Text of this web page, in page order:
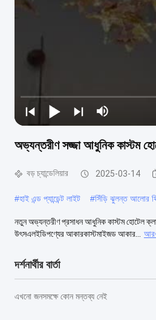
অভ্যন্তরীণ সজ্জা আধুনিক কাস্টম
বড় চ্যান্ডেলিয়ার 2025-03-14
#হাই এন্ড প্যান্ডেন্ট লাইট #সিঁড়ি ঝুলন্ত আলোর
নতুন অভ্যন্তরীণ প্রসাধন আধুনিক কাস্টম হোটেল
উৎসএলইডিপণ্যের আকারকাস্টমাইজড আকার...
দর্শনার্থীর বার্তা
এখনো জনসমক্ষে কোন মন্তব্য নেই